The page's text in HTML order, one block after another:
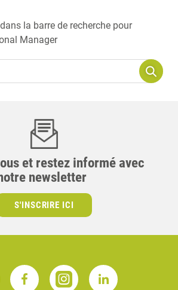
la barre de recherche pour
Manager
et restez informé avec
newsletter
S'INSCRIRE ICI